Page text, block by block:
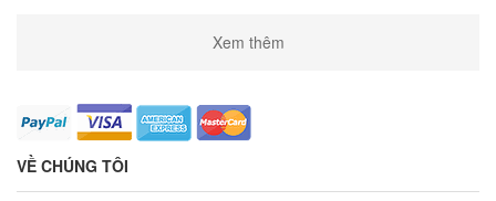
Xem thêm
VỀ CHÚNG TÔI